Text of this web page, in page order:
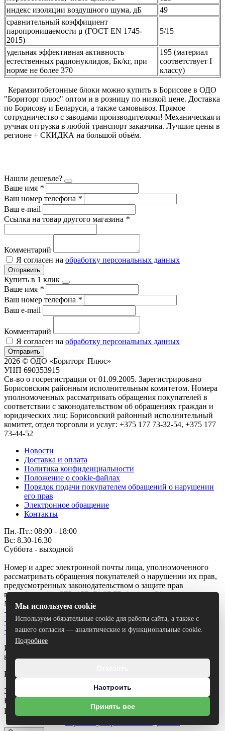
индекс изоляции воздушного шума, дБ
49
сравнительный коэффициент
паропроницаемости μ (ГОСТ EN 1745-
2015)
5/15
удельная эффективная активность
естественных радионуклидов, Бк/кг, при
норме не более 370
195 (материал
соответствует I
классу)
Керамзитобетонные блоки можно купить в Борисове в ОДО
"Бориторг плюс" оптом и в розницу по низкой цене. Доставка
по Борисову и Беларуси, а также самовывоз. Прямое
сотрудничество с заводами производителями! Механическая и
ручная отгрузка в любой транспорт заказчика. Лучшие цены в
регионе + СКИДКА на большой объём.
Нашли дешевле?
Ваше имя *
Ваш номер телефона *
Ваш e-mail
Ссылка на товар другого магазина *
Комментарий
Я согласен на обработку персональных данных
Отправить
Купить в 1 клик
Ваше имя *
Ваш номер телефона *
Ваш e-mail
Комментарий
Я согласен на обработку персональных данных
Отправить
2026 © ОДО «Бориторг Плюс»
УНП 690353915
Св-во о госрегистрации от 01.09.2005. Зарегистрировано
Борисовским районным исполнительным комитетом. Номера
уполномоченных рассматривать обращения покупателей в
соответствии с законодательством об обращениях граждан и
юридических лиц: Борисовский районный исполнительный
комитет, отдел торговли и услуг: +375 177 73-32-54, +375 177
73-44-52
Новости
Доставка и оплата
Политика конфиденциальности
Положение о cookie-файлах
Порядок подачи покупателем обращений о нарушении
его прав
Электронное обращение
Контакты
Пн.-Пт.: 08:00 - 18:00
Вс: 8.30-16.30
Суббота - выходной
Номер и адрес электронной почты лица, уполномоченного
рассматривать обращения покупателей о нарушении их прав,
предусмотренных законодательством о защите прав
потребителей: +375 (177) 74 27 77 , boritorg@list.ru
Минская область, Борисов, улица Дёмина, 35Б
+375 (29) 687-27-93
+375 (44) 774 32 03
+375 (29) 151 40 24
Использование материалов сайта только с разрешения
владельца.
Разработка сайта
Заказать звонок
Ваше имя
Ваш номер телефона
Мы используем cookie
Используем обязательные cookie для работы сайта, а также с
вашего согласия — аналитические и функциональные cookie.
Подробнее
Настроить
Принять все